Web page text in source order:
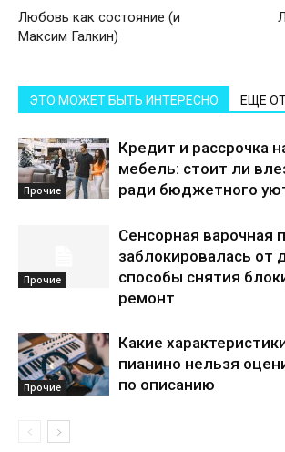
Любовь как состояние (и
Максим Галкин)
ЭТО МОЖЕТ БЫТЬ ИНТЕРЕСНО ЕЩЕ
Прочие
Кредит и рассрочка
мебель: стоит ли
ради бюджетного
Прочие
Сенсорная варочная
заблокировалась от
способы снятия
ремонт
Прочие
Какие
пианино нельзя
по описанию